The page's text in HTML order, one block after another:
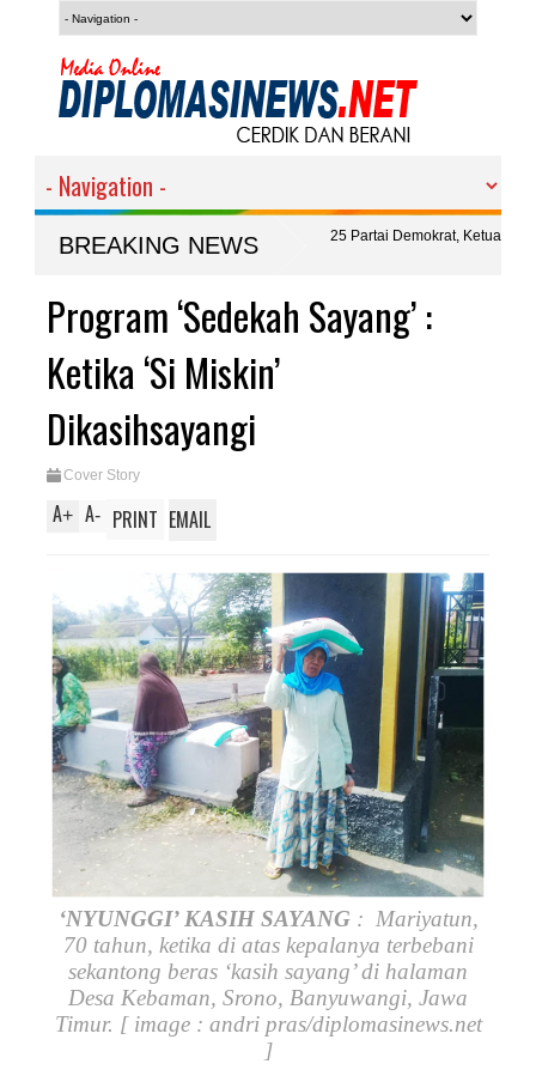
BREAKING NEWS
- Rijig' Pantai Jelang HUT ke - 25 Partai Demokrat, Ketua DPC, Michael :
Royong
Program ‘Sedekah Sayang’ :
Ketika ‘Si Miskin’
Dikasihsayangi
Cover Story
A+ A- PRINT EMAIL
‘NYUNGGI’ KASIH SAYANG : Mariyatun,
70 tahun, ketika di atas kepalanya terbebani
sekantong beras ‘kasih sayang’ di halaman
Desa Kebaman, Srono, Banyuwangi, Jawa
Timur. [ image : andri pras/diplomasinews.net
]